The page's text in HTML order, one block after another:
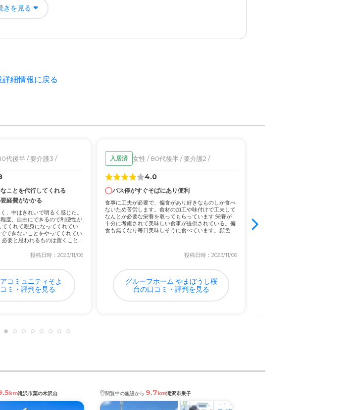
居されている方々が生き生きとされているような施設が良いと感じ
ころが多々、有りました。
して入居してもらえるのではないでしょうか。
移動の際、主に施設で用意されている車になると思いますのであ
る方々が選択し入居されますので料金については一概には言えませ
きを見る
詳細情報に戻る
代後半 / 要介護3 /
ことを代行してくれる
経費がかかる
、中はきれいで明るく感じた。
度、自由にできるので利便性が
てくれて親身になってくれてい
できないことをやってくれてい
要と思われるものは置くこと
投稿日時：2023/11/06
コミュニティそよ
ミ・評判を見る
入居済 女性 / 80代後半 / 要介護2 /
4.0
バス停がすぐそばにあり便利
食事に工夫が必要で、偏食があり好きなものしか食べ
ないため苦労します。食材の加工や味付けで工夫して
なんとか必要な栄養を取ってもらっています 栄養が
十分に考慮されて美味しい食事が提供されている。偏
食も無くなり毎日美味しそうに食べています。顔色も
投稿日時：2023/11/06
グループホーム やまぼうし桜
台の口コミ・評判を見る
km滝沢市葉の木沢山 閲覧中の施設から 9.7km滝沢市巣子